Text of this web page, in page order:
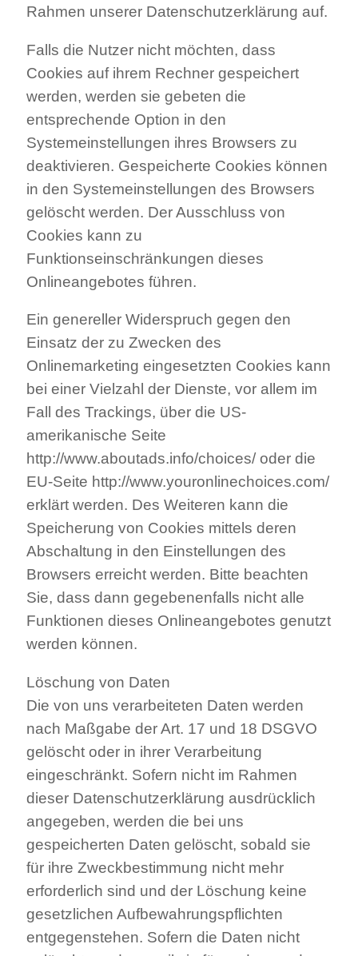
Rahmen unserer Datenschutzerklärung auf.
Falls die Nutzer nicht möchten, dass
Cookies auf ihrem Rechner gespeichert
werden, werden sie gebeten die
entsprechende Option in den
Systemeinstellungen ihres Browsers zu
deaktivieren. Gespeicherte Cookies können
in den Systemeinstellungen des Browsers
gelöscht werden. Der Ausschluss von
Cookies kann zu
Funktionseinschränkungen dieses
Onlineangebotes führen.
Ein genereller Widerspruch gegen den
Einsatz der zu Zwecken des
Onlinemarketing eingesetzten Cookies kann
bei einer Vielzahl der Dienste, vor allem im
Fall des Trackings, über die US-
amerikanische Seite
http://www.aboutads.info/choices/ oder die
EU-Seite http://www.youronlinechoices.com/
erklärt werden. Des Weiteren kann die
Speicherung von Cookies mittels deren
Abschaltung in den Einstellungen des
Browsers erreicht werden. Bitte beachten
Sie, dass dann gegebenenfalls nicht alle
Funktionen dieses Onlineangebotes genutzt
werden können.
Löschung von Daten
Die von uns verarbeiteten Daten werden
nach Maßgabe der Art. 17 und 18 DSGVO
gelöscht oder in ihrer Verarbeitung
eingeschränkt. Sofern nicht im Rahmen
dieser Datenschutzerklärung ausdrücklich
angegeben, werden die bei uns
gespeicherten Daten gelöscht, sobald sie
für ihre Zweckbestimmung nicht mehr
erforderlich sind und der Löschung keine
gesetzlichen Aufbewahrungspflichten
entgegenstehen. Sofern die Daten nicht